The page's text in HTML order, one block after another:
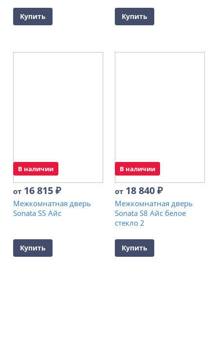
Купить Купить
В наличии
от 16 815₽
Межкомнатная дверь
Sonata S5 Айс
Купить
В наличии
от 18 840₽
Межкомнатная дверь
Sonata S8 Айс белое
стекло 2
Купить